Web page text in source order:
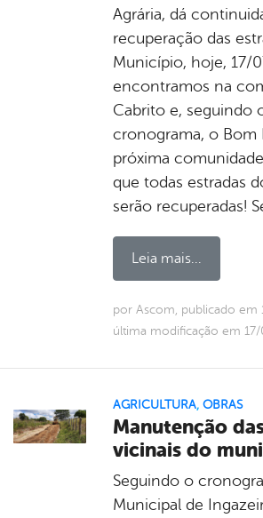
Agrária, dá
recuperação das
Município, hoje, 17/
encontramos na
Cabrito e, seguindo
cronograma, o Bom
próxima
que todas estradas
serão recuperadas!
Leia mais...
por Ascom, publicado em
última modificação em
AGRICULTURA, OBRAS
Manutenção
vicinais do
Seguindo o
Municipal de